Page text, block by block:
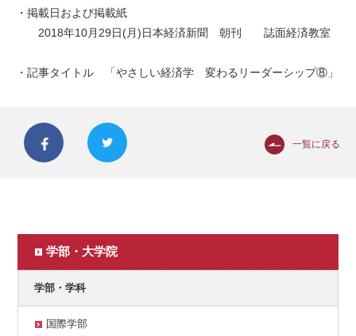
・掲載日および掲載紙
2018年10月29日(月)日本経済新聞 朝刊 誌面経済教室
・記事タイトル 「やさしい経済学 変わるリーダーシップ⑧」
一覧に戻る
学部・大学院
学部・学科
国際学部